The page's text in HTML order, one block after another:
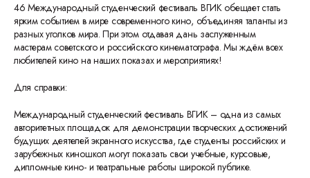
46 Международный студенческий фестиваль ВГИК обещает стать
ярким событием в мире современного кино, объединяя таланты из
разных уголков мира. При этом отдавая дань заслуженным
мастерам советского и российского кинематографа. Мы ждём всех
любителей кино на наших показах и мероприятиях!
Для справки:
Международный студенческий фестиваль ВГИК – одна из самых
авторитетных площадок для демонстрации творческих достижений
будущих деятелей экранного искусства, где студенты российских и
зарубежных киношкол могут показать свои учебные, курсовые,
дипломные кино- и театральные работы широкой публике.